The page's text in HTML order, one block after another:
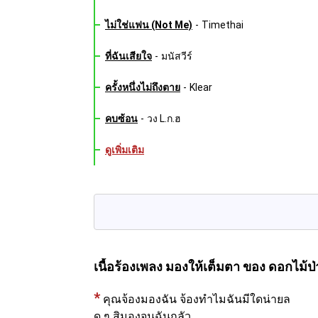
ไม่ใช่แฟน (Not Me) - Timethai
ที่ฉันเสียใจ - มนัสวีร์
ครั้งหนึ่งไม่ถึงตาย - Klear
คบซ้อน - วง L.ก.ฮ
ดูเพิ่มเติม
เนื้อร้องเพลง มองให้เต็มตาของ ดอกไม้ป่
* คุณจ้องมองฉัน จ้องทำไมฉันมีใดน่ายล